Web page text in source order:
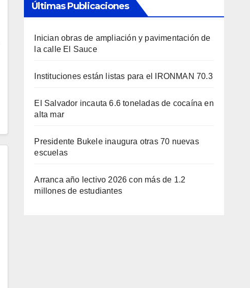
Últimas Publicaciones
Inician obras de ampliación y pavimentación de
la calle El Sauce
Instituciones están listas para el IRONMAN 70.3
El Salvador incauta 6.6 toneladas de cocaína en
alta mar
Presidente Bukele inaugura otras 70 nuevas
escuelas
Arranca año lectivo 2026 con más de 1.2
millones de estudiantes